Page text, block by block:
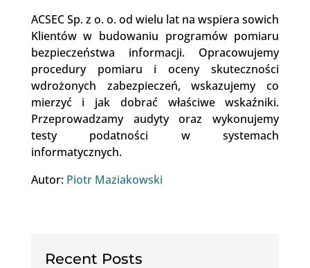
ACSEC Sp. z o. o. od wielu lat na wspiera sowich
Klientów w budowaniu programów pomiaru
bezpieczeństwa informacji. Opracowujemy
procedury pomiaru i oceny skuteczności
wdrożonych zabezpieczeń, wskazujemy co
mierzyć i jak dobrać właściwe wskaźniki.
Przeprowadzamy audyty oraz wykonujemy
testy podatności w systemach
informatycznych.
Autor: Piotr Maziakowski
Recent Posts